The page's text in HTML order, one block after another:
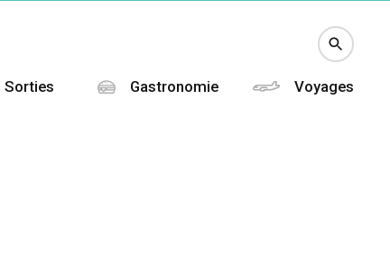
Sorties Gastronomie Voyages